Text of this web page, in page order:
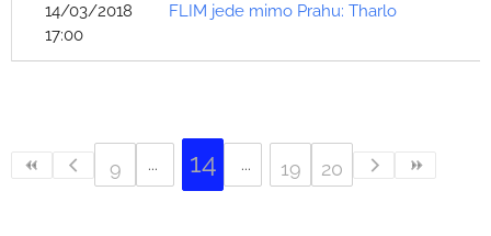
14/03/2018
17:00
FLIM jede mimo Prahu: Tharlo
9 14 19 20